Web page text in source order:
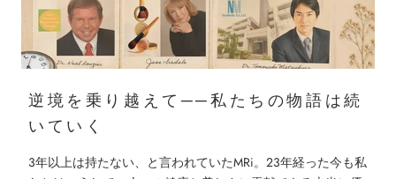
逆境を乗り越えて──私たちの物語は続
いていく
3年以上は持たない、と言われていたMRi。23年経った今も私